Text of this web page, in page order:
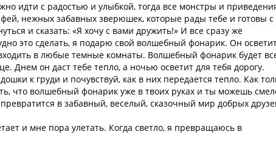
идти с радостью и улыбкой, тогда все монстры и
нежных забавных зверюшек, которые рады тебе и готовы с
и сказать: «Я хочу с вами дружить!» И все сразу же
это сделать, я подарю свой волшебный фонарик. Он
в любые темные комнаты. Волшебный фонарик будет
Днем он даст тебе тепло, а ночью осветит для тебя дорогу.
к груди и почувствуй, как в них передается тепло. Как
что волшебный фонарик уже в твоих руках и ты можешь
в забавный, веселый, сказочный мир добрых
и мне пора улетать. Когда светло, я превращаюсь в